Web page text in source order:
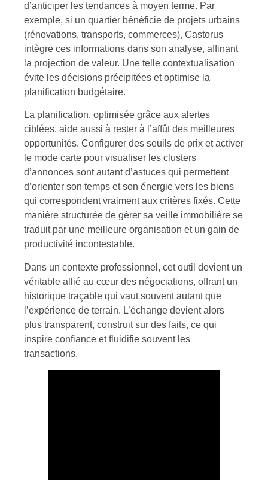
d’anticiper les tendances à moyen terme. Par
exemple, si un quartier bénéficie de projets urbains
(rénovations, transports, commerces), Castorus
intègre ces informations dans son analyse, affinant
la projection de valeur. Une telle contextualisation
évite les décisions précipitées et optimise la
planification budgétaire.
La planification, optimisée grâce aux alertes
ciblées, aide aussi à rester à l’affût des meilleures
opportunités. Configurer des seuils de prix et activer
le mode carte pour visualiser les clusters
d’annonces sont autant d’astuces qui permettent
d’orienter son temps et son énergie vers les biens
qui correspondent vraiment aux critères fixés. Cette
manière structurée de gérer sa veille immobilière se
traduit par une meilleure organisation et un gain de
productivité incontestable.
Dans un contexte professionnel, cet outil devient un
véritable allié au cœur des négociations, offrant un
historique traçable qui vaut souvent autant que
l’expérience de terrain. L’échange devient alors
plus transparent, construit sur des faits, ce qui
inspire confiance et fluidifie souvent les
transactions.